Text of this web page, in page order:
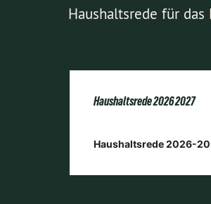
Haushaltsrede für
Haushaltsrede 2026 2027
Haushaltsrede 2026-